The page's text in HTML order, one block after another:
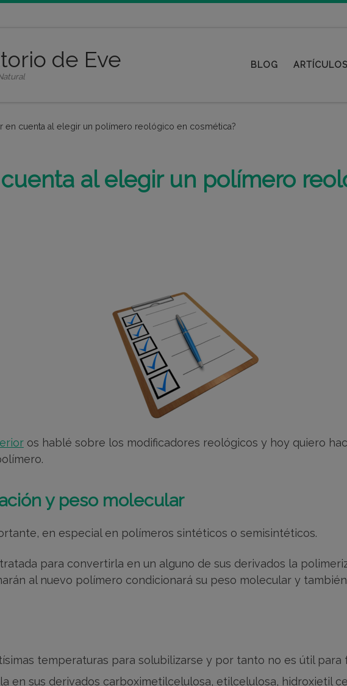
de Eve BLOG
en cuenta al elegir un polímero reológico en cosmética?
al elegir un polímero
os hablé sobre los modificadores reológicos y hoy quiero
y peso molecular
en especial en polímeros sintéticos o semisintéticos.
para convertirla en un alguno de sus derivados la
al nuevo polímero condicionará su peso molecular y
temperaturas para solubilizarse y por tanto no es útil para
en sus derivados carboximetilcelulosa, etilcelulosa, hidroxietil